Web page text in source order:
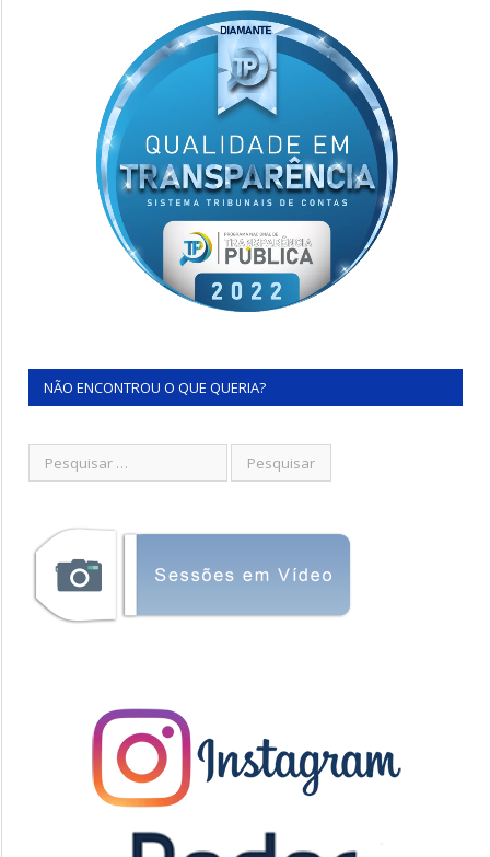
NÃO ENCONTROU O QUE QUERIA?